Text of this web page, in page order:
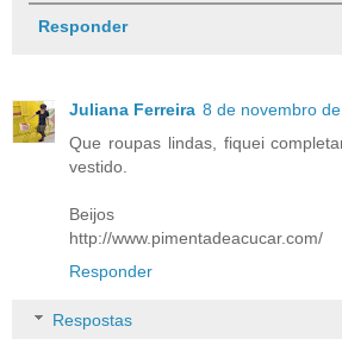
Responder
Juliana Ferreira 8 de novembro
Que roupas lindas, fiquei
vestido.
Beijos
http://www.pimentadeacucar.com/
Responder
Respostas